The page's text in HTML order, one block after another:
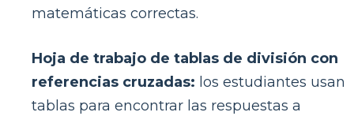
matemáticas correctas.
Hoja de trabajo de tablas de división con
referencias cruzadas: los estudiantes usan
tablas para encontrar las respuestas a